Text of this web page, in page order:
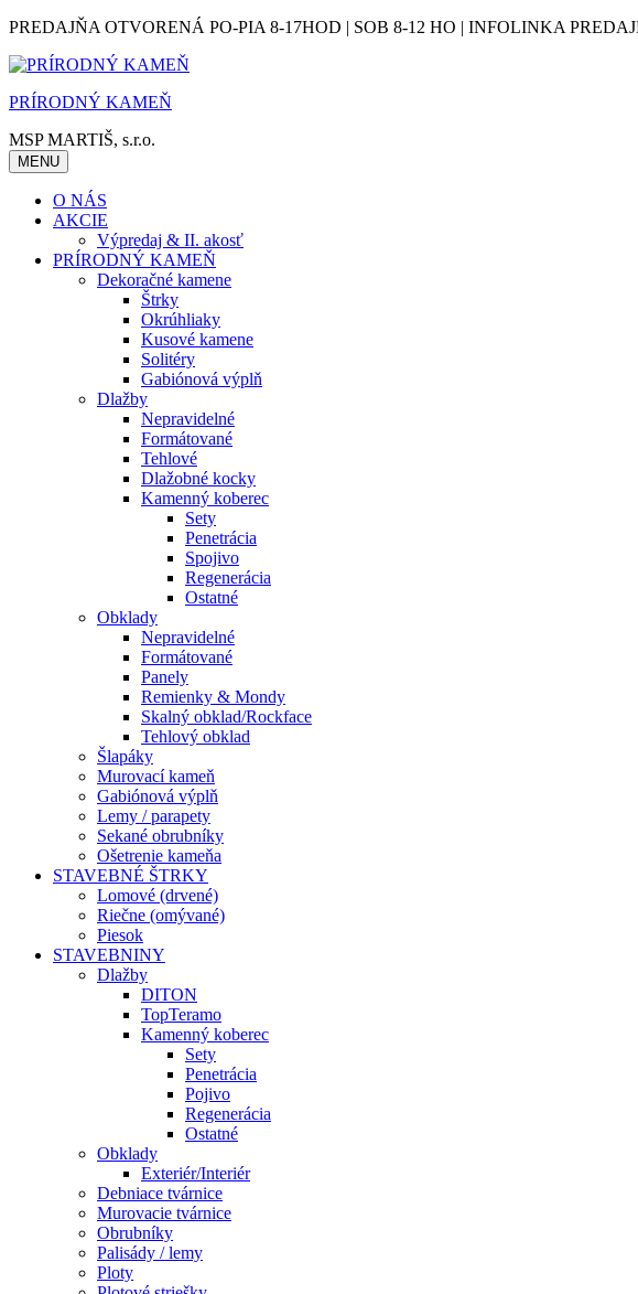
Skip
content
PREDAJŇA OTVORENÁ PO-PIA 8-17HOD | SOB 8-12 HO | INFOLINKA
PRÍRODNÝ KAMEŇ
MSP MARTIŠ, s.r.o.
MENU
O NÁS
AKCIE
Výpredaj & II. akosť
PRÍRODNÝ KAMEŇ
Dekoračné kamene
Štrky
Okrúhliaky
Kusové kamene
Solitéry
Gabiónová výplň
Dlažby
Nepravidelné
Formátované
Tehlové
Dlažobné kocky
Kamenný koberec
Sety
Penetrácia
Spojivo
Regenerácia
Ostatné
Obklady
Nepravidelné
Formátované
Panely
Remienky & Mondy
Skalný obklad/Rockface
Tehlový obklad
Šlapáky
Murovací kameň
Gabiónová výplň
Lemy / parapety
Sekané obrubníky
Ošetrenie kameňa
STAVEBNÉ ŠTRKY
Lomové (drvené)
Riečne (omývané)
Piesok
STAVEBNINY
Dlažby
DITON
TopTeramo
Kamenný koberec
Sety
Penetrácia
Pojivo
Regenerácia
Ostatné
Obklady
Exteriér/Interiér
Debniace tvárnice
Murovacie tvárnice
Obrubníky
Palisády / lemy
Ploty